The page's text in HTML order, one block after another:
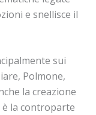
e snellisce il
sui
Polmone,
la creazione
è la controparte